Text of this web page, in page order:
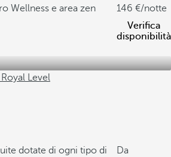
Wellness e area zen
146
/notte
Verifica
disponibilità
Level
dotate di ogni tipo di
Da